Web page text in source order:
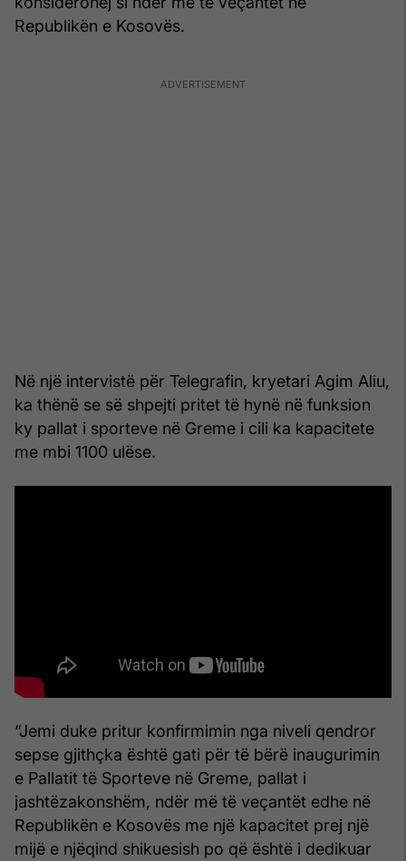
Republikën e Kosovës.
Në një intervistë për Telegrafin, kryetari Agim Aliu,
ka thënë se së shpejti pritet të hynë në funksion
ky pallat i sporteve në Greme i cili ka kapacitete
me mbi 1100 ulëse.
“Jemi duke pritur konfirmimin nga niveli qendror
sepse gjithçka është gati për të bërë inaugurimin
e Pallatit të Sporteve në Greme, pallat i
jashtëzakonshëm, ndër më të veçantët edhe në
Republikën e Kosovës me një kapacitet prej një
mijë e njëqind shikuesish po që është i dedikuar